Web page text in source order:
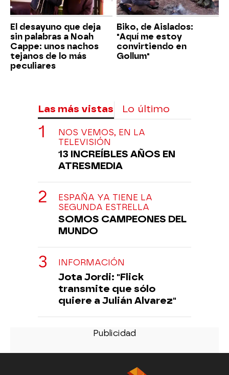
El desayuno que deja
sin palabras a Noah
Cappe: unos nachos
tejanos de lo más
peculiares
Biko, de Aislados:
"Aquí me estoy
convirtiendo en
Gollum"
Las más vistas Lo último
NOS VEMOS, EN LA
TELEVISIÓN
13 INCREÍBLES AÑOS EN
ATRESMEDIA
ESPAÑA YA TIENE LA
SEGUNDA ESTRELLA
SOMOS CAMPEONES DEL
MUNDO
INFORMACIÓN
Jota Jordi: "Flick
transmite que sólo
quiere a Julián Alvarez"